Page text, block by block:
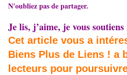
N'oubliez pas de partager.
Je lis, j’aime, je vous soutiens
Cet article vous a
Biens Plus de Liens ! a
lecteurs pour